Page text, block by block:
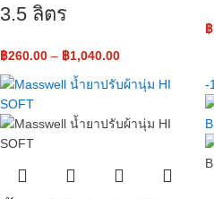
3.5 ลิตร
฿260.00 – ฿1,040.00
฿
-